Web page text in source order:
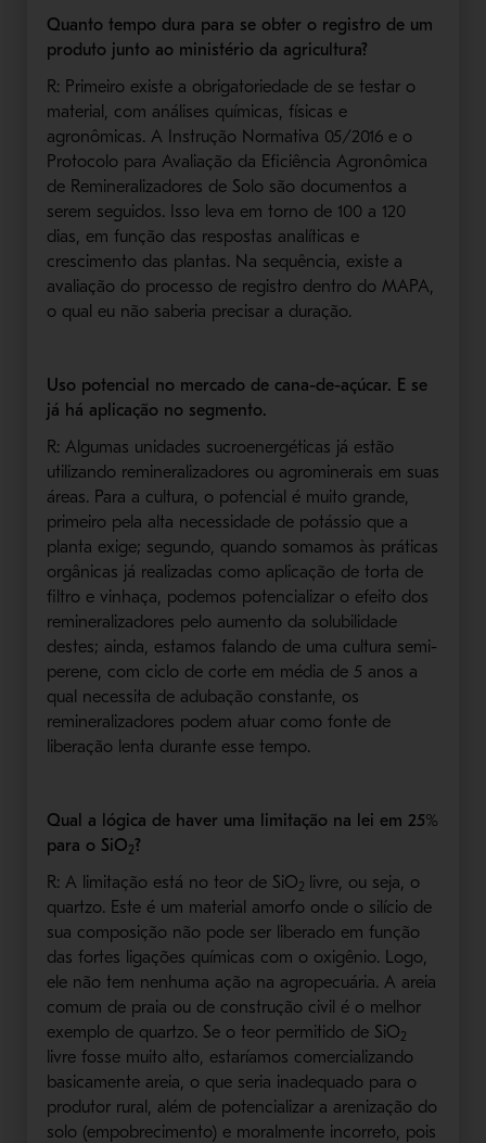
Quanto tempo dura para se obter o registro de um
produto junto ao ministério da agricultura?
R: Primeiro existe a obrigatoriedade de se testar o
material, com análises químicas, físicas e
agronômicas. A Instrução Normativa 05/2016 e o
Protocolo para Avaliação da Eficiência Agronômica
de Remineralizadores de Solo são documentos a
serem seguidos. Isso leva em torno de 100 a 120
dias, em função das respostas analíticas e
crescimento das plantas. Na sequência, existe a
avaliação do processo de registro dentro do MAPA,
o qual eu não saberia precisar a duração.
Uso potencial no mercado de cana-de-açúcar. E se
já há aplicação no segmento.
R: Algumas unidades sucroenergéticas já estão
utilizando remineralizadores ou agrominerais em suas
áreas. Para a cultura, o potencial é muito grande,
primeiro pela alta necessidade de potássio que a
planta exige; segundo, quando somamos às práticas
orgânicas já realizadas como aplicação de torta de
filtro e vinhaça, podemos potencializar o efeito dos
remineralizadores pelo aumento da solubilidade
destes; ainda, estamos falando de uma cultura semi-
perene, com ciclo de corte em média de 5 anos a
qual necessita de adubação constante, os
remineralizadores podem atuar como fonte de
liberação lenta durante esse tempo.
Qual a lógica de haver uma limitação na lei em 25%
para o SiO2?
R: A limitação está no teor de SiO2
livre, ou seja, o
quartzo. Este é um material amorfo onde o silício de
sua composição não pode ser liberado em função
das fortes ligações químicas com o oxigênio. Logo,
ele não tem nenhuma ação na agropecuária. A areia
comum de praia ou de construção civil é o melhor
exemplo de quartzo. Se o teor permitido de SiO2
livre fosse muito alto, estaríamos comercializando
basicamente areia, o que seria inadequado para o
produtor rural, além de potencializar a arenização do
solo (empobrecimento) e moralmente incorreto, pois